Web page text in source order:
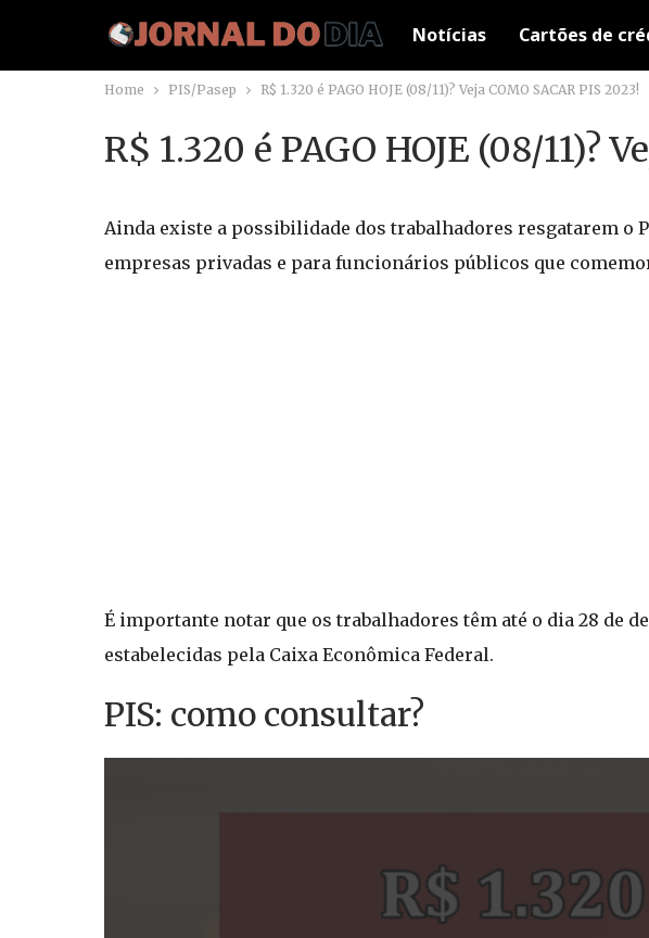
Notícias Cartões de
Home PIS/Pasep R$ 1.320 é PAGO HOJE (08/11)? Veja COMO SACAR PIS 2023!
R$ 1.320 é PAGO HOJE (08/11)?
Ainda existe a possibilidade dos trabalhadores resgatarem o
empresas privadas e para funcionários públicos que
É importante notar que os trabalhadores têm até o dia 28 de
estabelecidas pela Caixa Econômica Federal.
PIS: como consultar?